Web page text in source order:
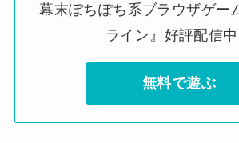
幕末ぽちぽち系ブラウザゲー
ライン』好評配信中
無料で遊ぶ